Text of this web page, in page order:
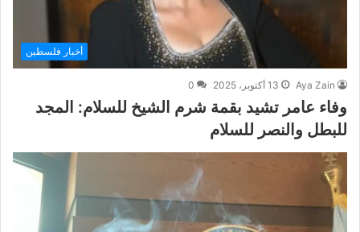
أخبار فلسطين
Aya Zain 13 أكتوبر، 2025 0
وفاء عامر تشيد بقمة شرم الشيخ للسلام: المجد
للبطل والنصر للسلام